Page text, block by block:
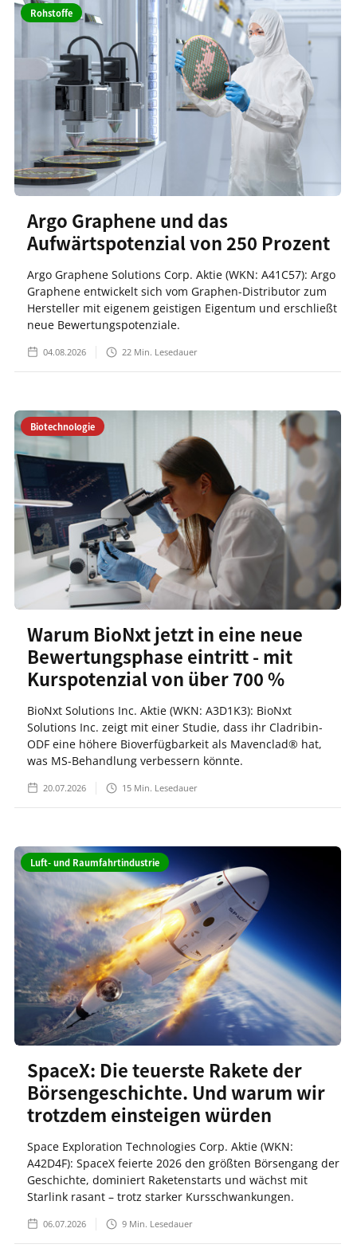
Rohstoffe
Argo Graphene und das
Aufwärtspotenzial von 250 Prozent
Argo Graphene Solutions Corp. Aktie (WKN: A41C57): Argo
Graphene entwickelt sich vom Graphen-Distributor zum
Hersteller mit eigenem geistigen Eigentum und erschließt
neue Bewertungspotenziale.
04.08.2026 22 Min. Lesedauer
Biotechnologie
Warum BioNxt jetzt in eine neue
Bewertungsphase eintritt - mit
Kurspotenzial von über 700 %
BioNxt Solutions Inc. Aktie (WKN: A3D1K3): BioNxt
Solutions Inc. zeigt mit einer Studie, dass ihr Cladribin-
ODF eine höhere Bioverfügbarkeit als Mavenclad® hat,
was MS-Behandlung verbessern könnte.
20.07.2026 15 Min. Lesedauer
Luft- und Raumfahrtindustrie
SpaceX: Die teuerste Rakete der
Börsengeschichte. Und warum wir
trotzdem einsteigen würden
Space Exploration Technologies Corp. Aktie (WKN:
A42D4F): SpaceX feierte 2026 den größten Börsengang der
Geschichte, dominiert Raketenstarts und wächst mit
Starlink rasant – trotz starker Kursschwankungen.
06.07.2026 9 Min. Lesedauer